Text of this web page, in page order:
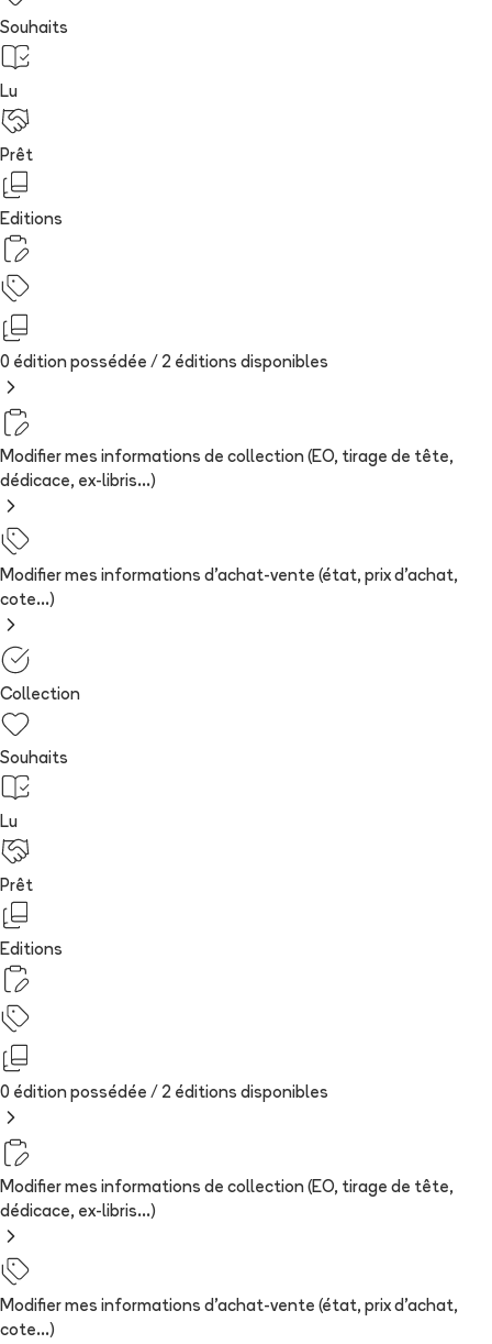
Souhaits
Lu
Prêt
Editions
0 édition possédée / 2 éditions disponibles
Modifier mes informations de collection (EO, tirage de tête,
dédicace, ex-libris...)
Modifier mes informations d'achat-vente (état, prix d'achat,
cote...)
Collection
Souhaits
Lu
Prêt
Editions
0 édition possédée / 2 éditions disponibles
Modifier mes informations de collection (EO, tirage de tête,
dédicace, ex-libris...)
Modifier mes informations d'achat-vente (état, prix d'achat,
cote...)